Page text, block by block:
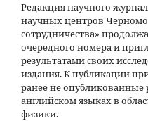
Редакция научного
научных центров
сотрудничества»
очередного номера и
результатами своих
издания. К публикации
ранее не опубликованные
английском языках в
физики.